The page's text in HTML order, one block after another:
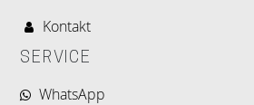
Kontakt
SERVICE
WhatsApp